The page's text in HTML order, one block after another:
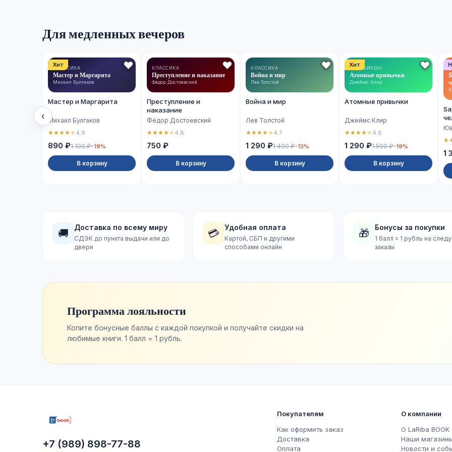
Для медленных вечеров
‹
Хит
КЛАССИКА
Мастер и Маргарита
Михаил Булгаков
Мастер и Маргарита
Михаил Булгаков
★★★★★4.9
890 ₽1 100 ₽-19%
В корзину
КЛАССИКА
Преступление и наказание
Фёдор Достоевский
Преступление и
наказание
Фёдор Достоевский
★★★★★4.8
750 ₽
В корзину
КЛАССИКА
Война и мир
Лев Толстой
Война и мир
Лев Толстой
★★★★★4.7
1 290 ₽1 490 ₽-13%
В корзину
Хит
НОН-ФИКШН
Атомные привычки
Джеймс Клир
Атомные привычки
Джеймс Клир
★★★★★4.8
1 290 ₽1 590 ₽-19%
В корзину
★
1
🚚 Доставка по всему миру
СДЭК до пункта выдачи или до
двери
💳 Удобная оплата
Картой, СБП и другими
способами онлайн
🎁 Бонусы за покупки
1 балл = 1 рубль на
заказы
Программа лояльности
Копите бонусные баллы с каждой покупкой и получайте скидки на
любимые книги. 1 балл = 1 рубль.
+7 (989) 898-77-88
Покупателям
Как оформить заказ
Доставка
Оплата
О компании
О LaRiba BOOK
Наши магазины
Новости и